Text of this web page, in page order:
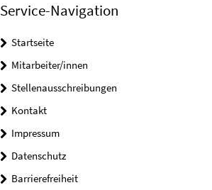
Service-Navigation
Startseite
Mitarbeiter/innen
Stellenausschreibungen
Kontakt
Impressum
Datenschutz
Barrierefreiheit